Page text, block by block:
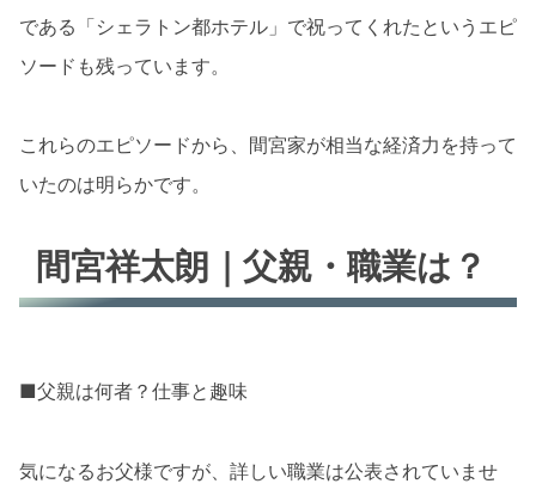
である「シェラトン都ホテル」で祝ってくれたというエピ
ソードも残っています。
これらのエピソードから、間宮家が相当な経済力を持って
いたのは明らかです。
間宮祥太朗｜父親・職業は？
■父親は何者？仕事と趣味
気になるお父様ですが、詳しい職業は公表されていませ